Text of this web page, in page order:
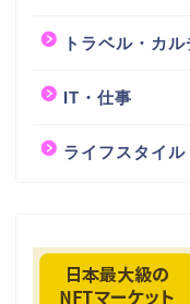
トラベル・カ
IT・仕事
ライフスタイル